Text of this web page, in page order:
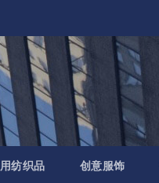
纺织品 创意服饰